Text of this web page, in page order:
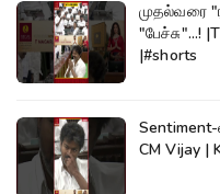
முதல்வரை
"பேச்சு"...!
|#shorts
CM Vijay |